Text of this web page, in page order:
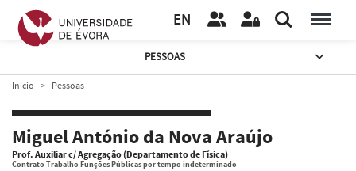
EN
PESSOAS
Início Pessoas
Miguel António da Nova Araújo
Prof. Auxiliar c/ Agregação (Departamento de Física)
Contrato Trabalho Funções Públicas por tempo indeterminado